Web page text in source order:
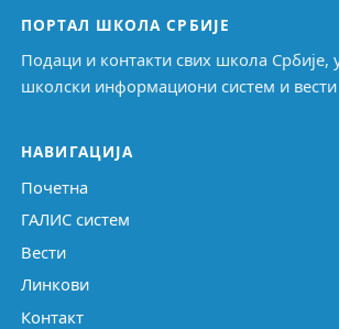
ПОРТАЛ ШКОЛА СРБИЈЕ
Подаци и контакти свих школа Србије,
школски информациони систем и
НАВИГАЦИЈА
Почетна
ГАЛИС систем
Вести
Линкови
Контакт